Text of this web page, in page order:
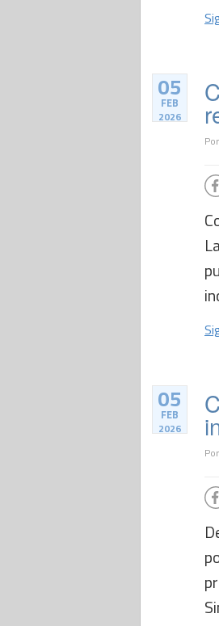
05
FEB
2026
05
FEB
2026